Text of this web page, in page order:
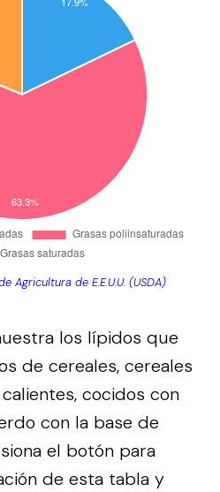
Agricultura de E.E.U.U. (USDA)
los lípidos que
de cereales, cereales
cocidos con
con la base de
el botón para
de esta tabla y